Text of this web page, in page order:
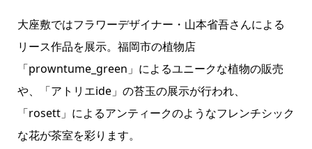
大座敷ではフラワーデザイナー・山本省吾さんによる
リース作品を展示。福岡市の植物店
「prowntume_green」によるユニークな植物の販売
や、「アトリエide」の苔玉の展示が行われ、
「rosett」によるアンティークのようなフレンチシック
な花が茶室を彩ります。